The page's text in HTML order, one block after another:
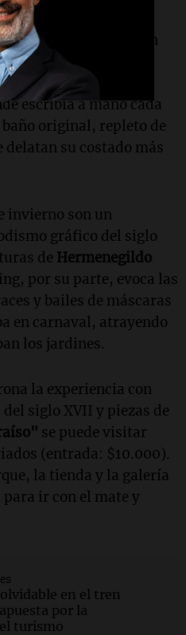
espacios míticos,
por donde pasaron
Zorrilla
se destaca su
escribía a mano cada
original, repleto de
su costado más
invierno son un
gráfico del siglo
de Hermenegildo
por su parte, evoca las
y bailes de máscaras
en carnaval, atrayendo
los jardines.
la experiencia con
siglo XVII y piezas de
se puede visitar
(entrada: $10.000).
la tienda y la galería
ir con el mate y
en el tren
por la
turismo